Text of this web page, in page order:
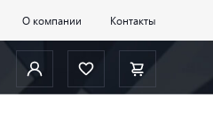
О компании Контакты